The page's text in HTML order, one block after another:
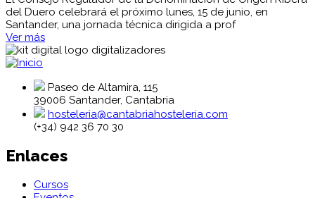
del Duero celebrará el próximo lunes, 15 de junio, en
Santander, una jornada técnica dirigida a prof
Ver más
Paseo de Altamira, 115
39006 Santander, Cantabria
hosteleria@cantabriahosteleria.com
(+34) 942 36 70 30
Enlaces
Cursos